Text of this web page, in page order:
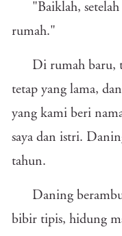
"Baiklah,
rumah."
Di rumah baru,
tetap yang lama,
yang kami beri
saya dan istri.
tahun.
Daning
bibir tipis, hidung